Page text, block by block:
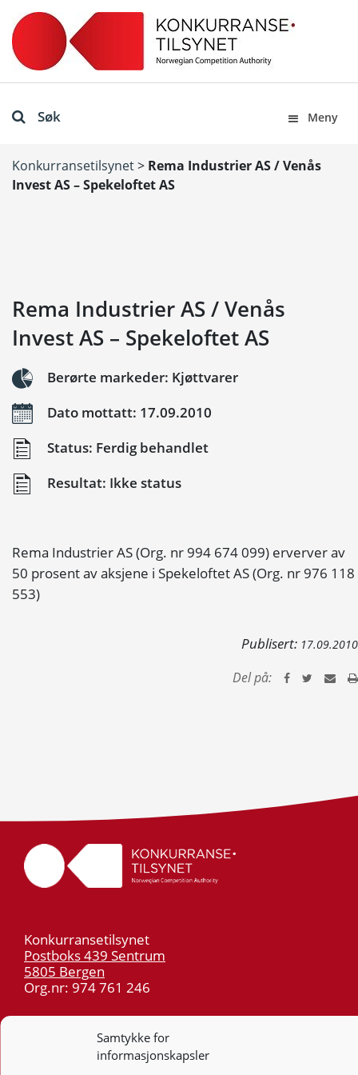
Samtykke for
informasjonskapsler
Søk Meny
Konkurransetilsynet> Rema Industrier AS / Venås
Invest AS – Spekeloftet AS
Rema Industrier AS / Venås
Invest AS – Spekeloftet AS
Berørte markeder: Kjøttvarer
Dato mottatt: 17.09.2010
Status: Ferdig behandlet
Resultat: Ikke status
Rema Industrier AS (Org. nr 994 674 099) erverver av
50 prosent av aksjene i Spekeloftet AS (Org. nr 976 118
553)
Publisert: 17.09.2010
Del på:
Konkurransetilsynet
Postboks 439 Sentrum
5805 Bergen
Org.nr: 974 761 246
55 59 75 00
post@kt.no